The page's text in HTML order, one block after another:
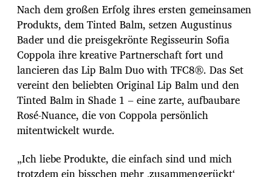
u
m
Nach dem großen Erfolg ihres ersten gemeinsamen
Produkts, dem Tinted Balm, setzen Augustinus
Bader und die preisgekrönte Regisseurin Sofia
Coppola ihre kreative Partnerschaft fort und
lancieren das Lip Balm Duo with TFC8®. Das Set
vereint den beliebten Original Lip Balm und den
Tinted Balm in Shade 1 – eine zarte, aufbaubare
Rosé-Nuance, die von Coppola persönlich
mitentwickelt wurde.
„Ich liebe Produkte, die einfach sind und mich
trotzdem ein bisschen mehr ‚zusammengerückt‘